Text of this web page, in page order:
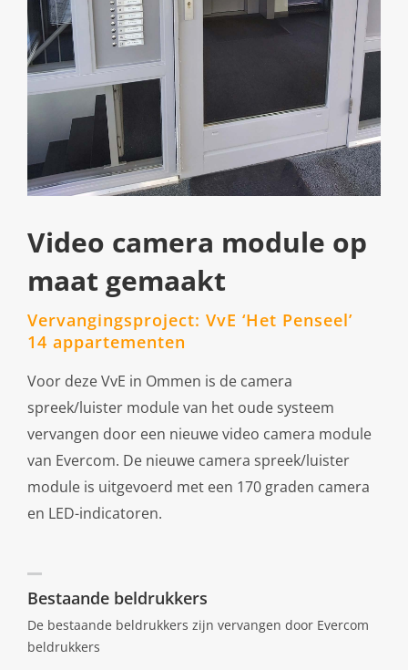
Video camera module op
maat gemaakt
Vervangingsproject: VvE ‘Het Penseel’
14 appartementen
Voor deze VvE in Ommen is de camera
spreek/luister module van het oude systeem
vervangen door een nieuwe video camera module
van Evercom. De nieuwe camera spreek/luister
module is uitgevoerd met een 170 graden camera
en LED-indicatoren.
Bestaande beldrukkers
De bestaande beldrukkers zijn vervangen door Evercom
beldrukkers